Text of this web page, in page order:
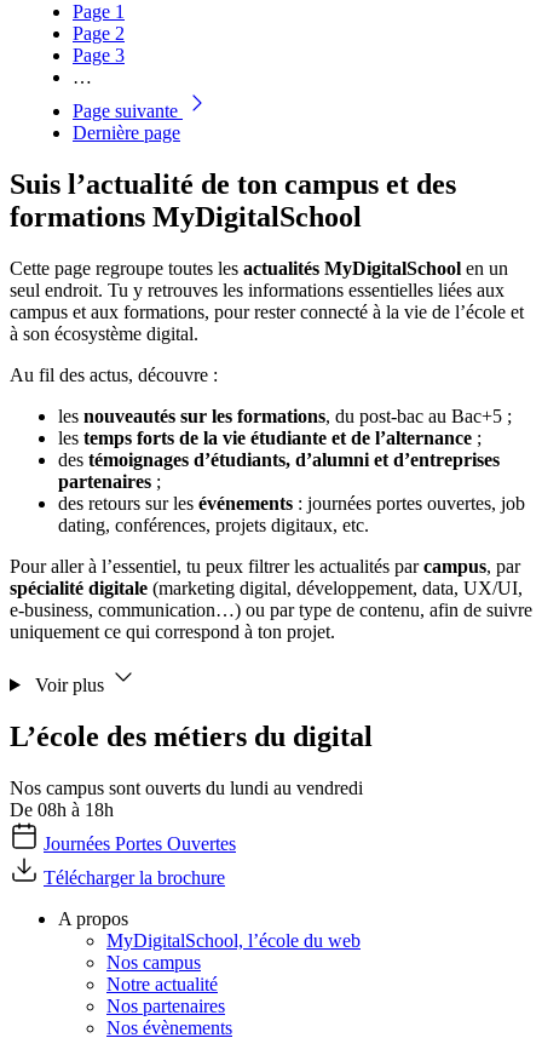
Page 1
Page 2
Page 3
…
Page suivante
Dernière page
Suis l’actualité de ton campus et des
formations MyDigitalSchool
Cette page regroupe toutes les actualités MyDigitalSchool en un
seul endroit. Tu y retrouves les informations essentielles liées aux
campus et aux formations, pour rester connecté à la vie de l’école et
à son écosystème digital.
Au fil des actus, découvre :
les nouveautés sur les formations, du post-bac au Bac+5 ;
les temps forts de la vie étudiante et de l’alternance ;
des témoignages d’étudiants, d’alumni et d’entreprises
partenaires ;
des retours sur les événements : journées portes ouvertes, job
dating, conférences, projets digitaux, etc.
Pour aller à l’essentiel, tu peux filtrer les actualités parcampus, par
spécialité digitale (marketing digital, développement, data, UX/UI,
e-business, communication…) ou par type de contenu, afin de suivre
uniquement ce qui correspond à ton projet.
Voir plus
L’école des métiers du digital
Nos campus sont ouverts du lundi au vendredi
De 08h à 18h
Journées Portes Ouvertes
Télécharger la brochure
A propos
MyDigitalSchool, l’école du web
Nos campus
Notre actualité
Nos partenaires
Nos évènements